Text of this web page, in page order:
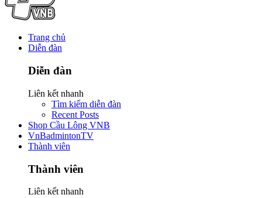
Trang chủ
Diễn đàn
Diễn đàn
Liên kết nhanh
Tìm kiếm diễn đàn
Recent Posts
Shop Cầu Lông VNB
VnBadmintonTV
Thành viên
Thành viên
Liên kết nhanh